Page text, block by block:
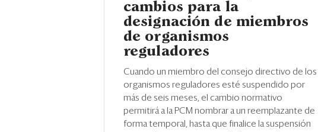
cambios para la
designación de miembros
de organismos
reguladores
Cuando un miembro del consejo directivo de los
organismos reguladores esté suspendido por
más de seis meses, el cambio normativo
permitirá a la PCM nombrar a un reemplazante de
forma temporal, hasta que finalice la suspensión